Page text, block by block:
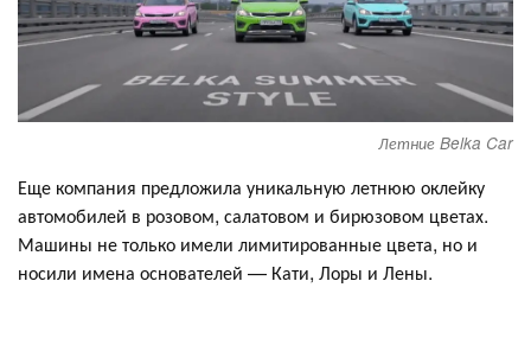
Летние Belka Car
Еще компания предложила уникальную летнюю оклейку
автомобилей в розовом, салатовом и бирюзовом цветах.
Машины не только имели лимитированные цвета, но и
носили имена основателей — Кати, Лоры и Лены.